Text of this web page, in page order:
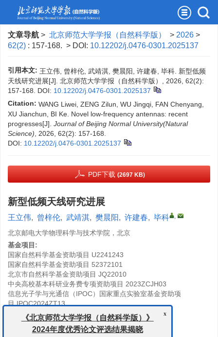
文章导航 > 北京师范大学学报（自然科学版） > 2026 >
62(2) : 157-168. > DOI: 10.12202/j.0476-0301.2025137
引用本文: 王立伟, 曾梓伦, 武靖淇, 樊晨阳, 许建春, 毕科. 新型低频
天线研究进展[J]. 北京师范大学学报（自然科学版）, 2026, 62(2):
157-168. DOI: 10.12202/j.0476-0301.2025137
Citation: WANG Liwei, ZENG Zilun, WU Jingqi, FAN Chenyang,
XU Jianchun, BI Ke. Novel low-frequency antennas: recent
progresses[J]. Journal of Beijing Normal University(Natural
Science), 2026, 62(2): 157-168.
DOI: 10.12202/j.0476-0301.2025137
PDF下载 (2697 KB)
新型低频天线研究进展
王立伟, 曾梓伦, 武靖淇, 樊晨阳, 许建春, 毕科 ,
北京邮电大学物理科学与技术学院，北京
基金项目:
国家自然科学基金资助项目 U2241243
国家自然科学基金资助项目 52372101
北京市自然科学基金资助项目 JQ22010
中央高校基本科研业务费专项资助项目 2023ZCJH03
信息光子学与光通信（IPOC）国家重点实验室基金资助项
目 IPOC2024ZT13
北京邮电大学教改资助项目
2024Y010
详细信息
《北京师范大学学报（自然科学版）》
2024年度优秀论文评选结果揭晓